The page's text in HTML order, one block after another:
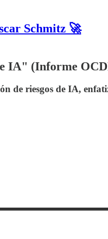
Schmitz 🚀
IA" (Informe
de riesgos de IA,